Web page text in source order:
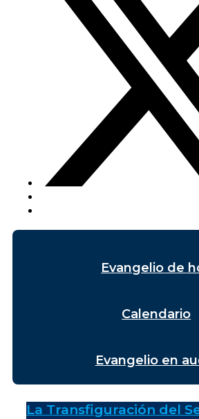
Evangelio de
Calendario
Evangelio en
La Transfiguración del